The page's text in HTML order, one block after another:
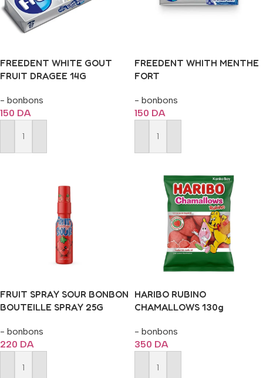
FREEDENT WHITE GOUT
FRUIT DRAGEE 14G
- bonbons
150 DA
Ajouter Au Panier
FREEDENT WHITH MENTHE
FORT
- bonbons
150 DA
Ajouter Au Panier
FRUIT SPRAY SOUR BONBON
BOUTEILLE SPRAY 25G
- bonbons
220 DA
Ajouter Au Panier
HARIBO RUBINO
CHAMALLOWS 130g
- bonbons
350 DA
Ajouter Au Panier